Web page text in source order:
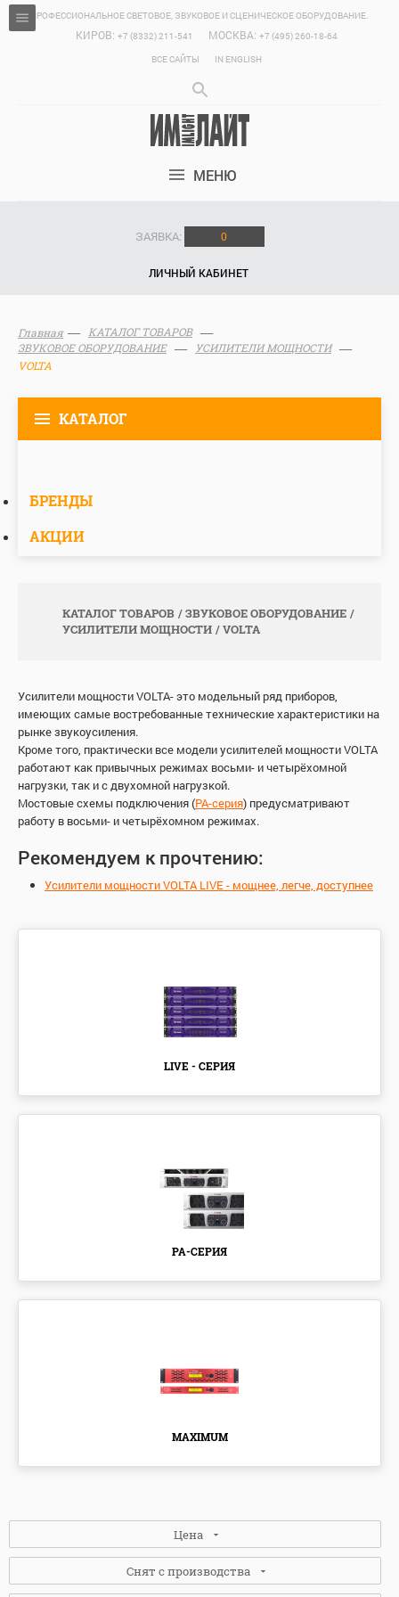
ПРОФЕССИОНАЛЬНОЕ СВЕТОВОЕ, ЗВУКОВОЕ И СЦЕНИЧЕСКОЕ ОБОРУДОВАНИЕ.
КИРОВ: +7 (8332) 211-541 МОСКВА: +7 (495) 260-18-64
ВСЕ САЙТЫ
IN ENGLISH
МЕНЮ
ЗАЯВКА: 0
ЛИЧНЫЙ КАБИНЕТ
Главная
КАТАЛОГ ТОВАРОВ
ЗВУКОВОЕ ОБОРУДОВАНИЕ
УСИЛИТЕЛИ МОЩНОСТИ
VOLTA
КАТАЛОГ
БРЕНДЫ
АКЦИИ
КАТАЛОГ ТОВАРОВ
ЗВУКОВОЕ ОБОРУДОВАНИЕ
УСИЛИТЕЛИ МОЩНОСТИ
VOLTA
Усилители мощности VOLTA- это модельный ряд приборов,
имеющих самые востребованные технические характеристики на
рынке звукоусиления.
Кроме того, практически все модели усилителей мощности VOLTA
работают как привычных режимах восьми- и четырёхомной
нагрузки, так и с двухомной нагрузкой.
Мостовые схемы подключения (РА-серия) предусматривают
работу в восьми- и четырёхомном режимах.
Рекомендуем к прочтению:
Усилители мощности VOLTA LIVE - мощнее, легче, доступнее
LIVE - СЕРИЯ
PA-СЕРИЯ
MAXIMUM
Цена
Снят с производства